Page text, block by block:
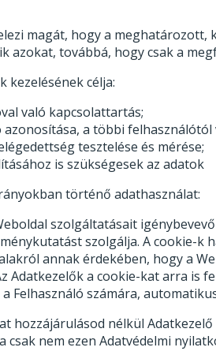
magát, hogy a meghatározott,
azokat, továbbá, hogy csak a
kezelésének célja:
való kapcsolattartás;
azonosítása, a többi
tesztelése és mérése;
is szükségesek az adatok
történő adathasználat:
szolgáltatásait
szolgálja. A cookie-
annak érdekében, hogy a
Adatkezelők a cookie-kat arra is
Felhasználó számára,
hozzájárulásod nélkül
csak nem ezen Adatvédelmi